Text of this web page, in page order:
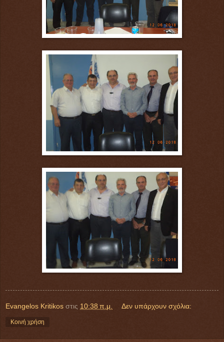
Evangelos Kritikos στις 10:38 π.μ. Δεν υπάρχουν σχόλια:
Κοινή χρήση